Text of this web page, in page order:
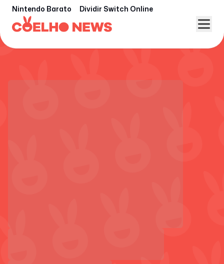
Nintendo Barato Dividir Switch Online